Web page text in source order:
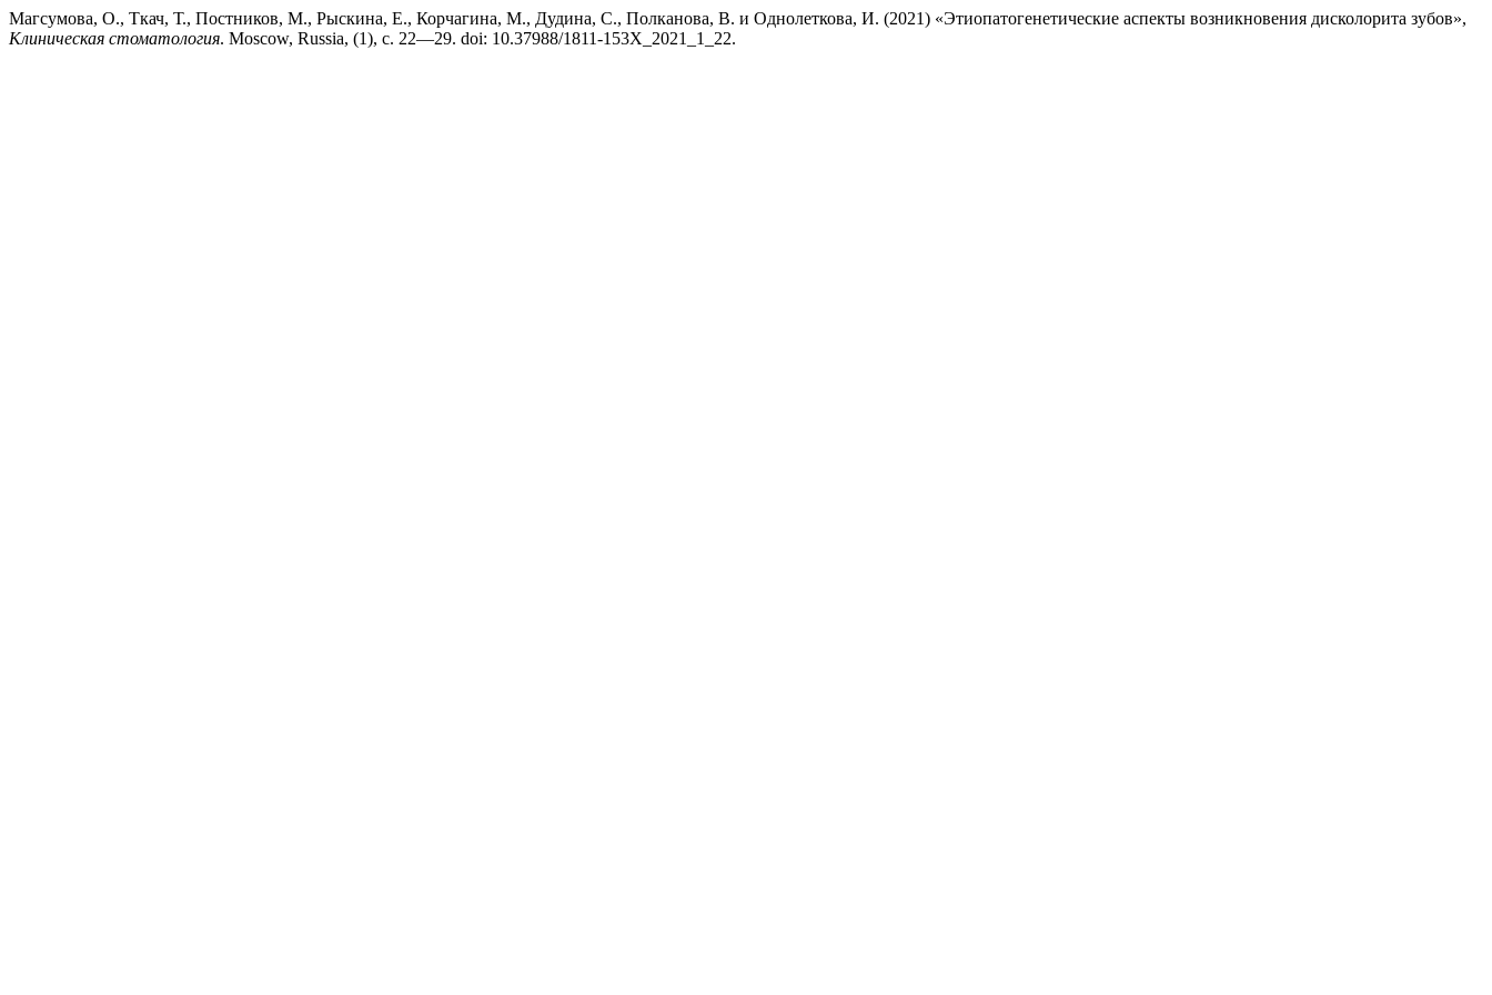
Магсумова, О., Ткач, Т., Постников, М., Рыскина, Е., Корчагина, М., Дудина, С., Полканова, В. и Однолеткова, И. (2021) «Этиопатогенетические аспекты возникновения дисколорита зубов»,
Клиническая стоматология. Moscow, Russia, (1), с. 22—29. doi: 10.37988/1811-153X_2021_1_22.